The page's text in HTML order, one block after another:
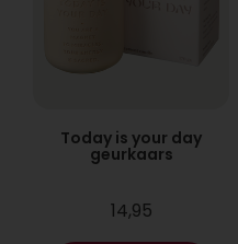
Today is your day
geurkaars
14,95